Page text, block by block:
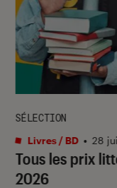
Tous les prix
2026
SÉLECTION
Livres / BD • 28